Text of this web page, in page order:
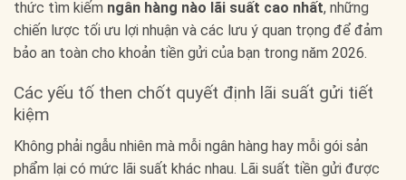
thức tìm kiếm ngân hàng nào lãi suất cao nhất, những
chiến lược tối ưu lợi nhuận và các lưu ý quan trọng để đảm
bảo an toàn cho khoản tiền gửi của bạn trong năm 2026.
Các yếu tố then chốt quyết định lãi suất gửi tiết
kiệm
Không phải ngẫu nhiên mà mỗi ngân hàng hay mỗi gói sản
phẩm lại có mức lãi suất khác nhau. Lãi suất tiền gửi được